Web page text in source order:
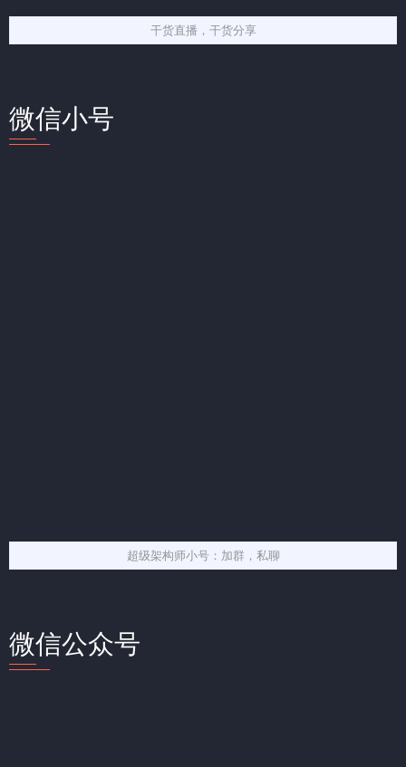
干货直播，干货分享
微信小号
超级架构师小号：加群，私聊
微信公众号